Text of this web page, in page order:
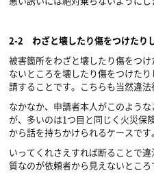
2-2 わざと壊したり傷をつけたり
被害箇所をわざと壊したり傷をつ
ないところを壊したり傷をつけた
請することです。こちらも当然違法
なかなか、申請者本人がこのよう
が、多いのは1つ目と同じく火災保
から話を持ちかけられるケースです。
いってくれさえすれば断ることで
質なのが依頼者から見えないとこ